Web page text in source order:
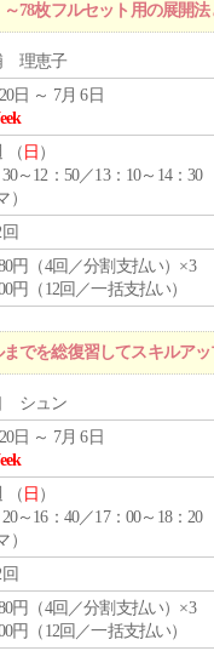
枚フルセット用の展開法
理恵子
日 ～ 7月 6日
（ 日 ）
～12：50／13：10～14：30
）
円（4回／分割支払い）×3
円（12回／一括支払い）
でを総復習してスキルア
シュン
日 ～ 7月 6日
（ 日 ）
～16：40／17：00～18：20
）
円（4回／分割支払い）×3
円（12回／一括支払い）